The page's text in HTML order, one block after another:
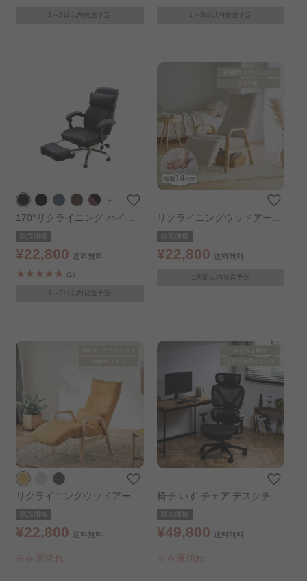
1～3日以内発送予定 1～3日以内発送予定
＋
170°リクライニング ハイバ
ック レザーブラック
販売価格
¥22,800 送料無料
(1)
1～3日以内発送予定
リクライニングウッドアーム
チェア アイボリー
販売価格
¥22,800 送料無料
1週間以内発送予定
リクライニングウッドアーム
チェア ナチュラル
販売価格
¥22,800 送料無料
※在庫切れ
椅子 いす チェア デスクチェ
ア リクライニングワークチェ
ア RWC-520
販売価格
¥49,800 送料無料
※在庫切れ